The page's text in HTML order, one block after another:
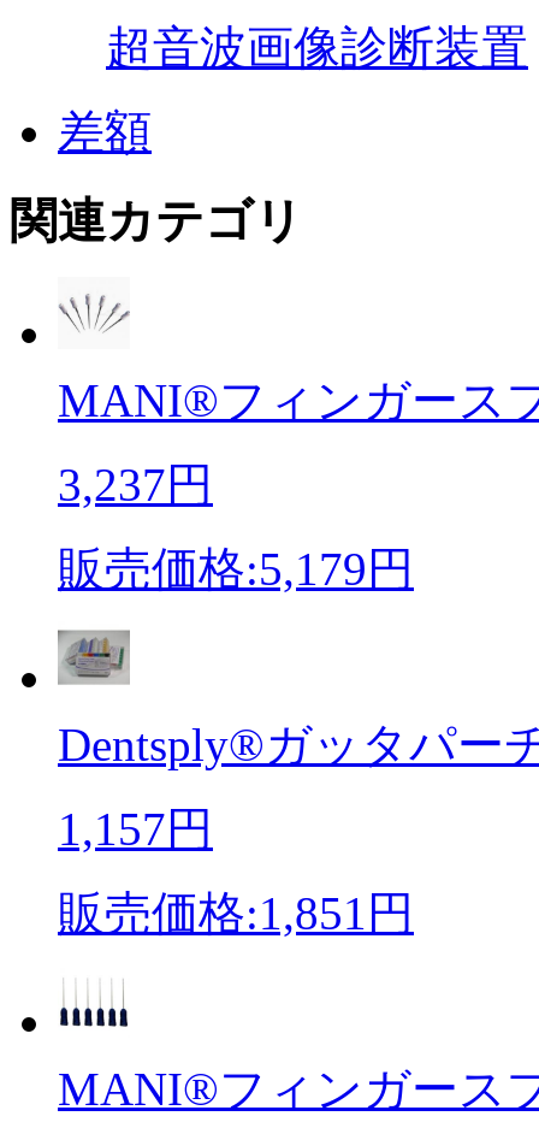
超音波画像診断装置
差額
関連カテゴリ
MANI®フィンガース
3,237円
販売価格:5,179円
Dentsply®ガッタパー
1,157円
販売価格:1,851円
MANI®フィンガース